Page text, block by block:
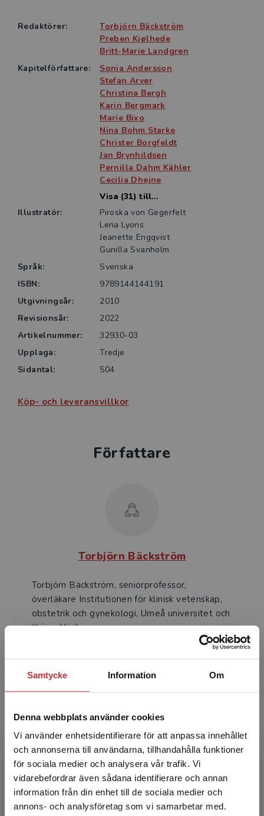
Samtycke Information Om
Denna webbplats använder cookies
Vi använder enhetsidentifierare för att anpassa innehållet
och annonserna till användarna, tillhandahålla funktioner
för sociala medier och analysera vår trafik. Vi
vidarebefordrar även sådana identifierare och annan
information från din enhet till de sociala medier och
annons- och analysföretag som vi samarbetar med.
Begränsad fraktregion
samt till yrkesverksamma läkare, barnmorskor och
sjuksköterskor inom såväl öppen som sluten vård.
Den kan även användas som fördjupnings- och
referensbok för läkare under specialistutbildning.
Redaktörer:
Torbjörn Bäckström
Preben Kjølhede
Britt-Marie Landgren
Kapitelförfattare:
Sonia Andersson
Stefan Arver
Christina Bergh
Karin Bergmark
Marie Bixo
Nina Bohm Starke
Christer Borgfeldt
Jan Brynhildsen
Pernilla Dahm Kähler
Cecilia Dhejne
Visa (31) till...
Illustratör:
Piroska von Gegerfelt
Lena Lyons
Jeanette Engqvist
Gunilla Svanholm
Språk:
Svenska
ISBN:
9789144144191
Utgivningsår:
2010
Revisionsår:
2022
Artikelnummer:
32930-03
Upplaga:
Tredje
Sidantal:
504
Köp- och leveransvillkor
Författare
Torbjörn Bäckström
Torbjörn Bäckström, seniorprofessor,
överläkare Institutionen för klinisk vetenskap,
obstetrik och gynekologi, Umeå universitet och
Kvinnokliniken,...
Preben Kjølhede
Preben Kjølhede, professor, överläkare
Institutionen för biomedicinska och kliniska
vetenskaper, Avdelningen för barns och
kvinnors hälsa, Linköpin...